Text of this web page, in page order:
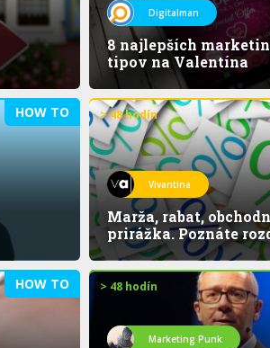
Digitalman
8 najlepších
tipov na Valentína
HOW TO > 48 hodín
Vivantina
Marža, rabat,
prirážka. Poznáte
HOW TO > 48 hodín
Marketing Punk